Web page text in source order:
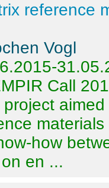
reference
Vogl
Call
project
how
en ...